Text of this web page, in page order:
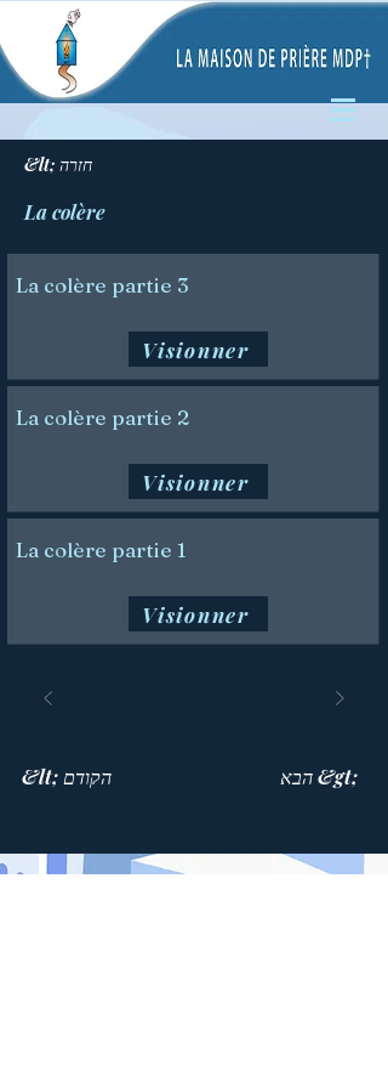
&lt; חזרה
La colère
La colère partie 3
Visionner
La colère partie 2
Visionner
La colère partie 1
Visionner
&lt; הקודם הבא &gt;